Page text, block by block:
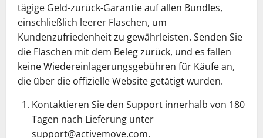
tägige Geld-zurück-Garantie auf allen Bundles,
einschließlich leerer Flaschen, um
Kundenzufriedenheit zu gewährleisten. Senden Sie
die Flaschen mit dem Beleg zurück, und es fallen
keine Wiedereinlagerungsgebühren für Käufe an,
die über die offizielle Website getätigt wurden.
Kontaktieren Sie den Support innerhalb von 180
Tagen nach Lieferung unter
support@activemove.com.